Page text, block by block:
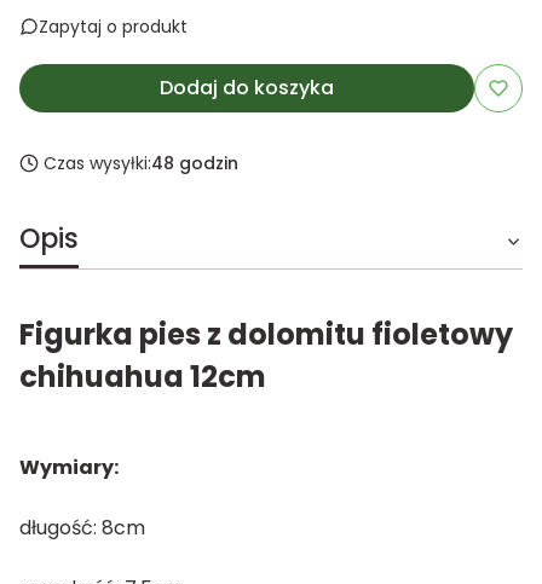
Zapytaj o produkt
Dodaj do koszyka
Czas wysyłki:48 godzin
Opis
Figurka pies z dolomitu fioletowy
chihuahua 12cm
Wymiary:
długość: 8cm